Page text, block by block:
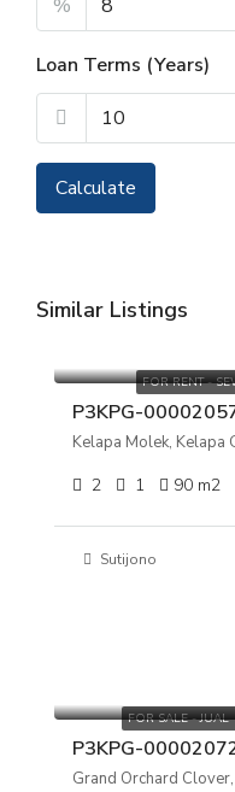
%
Loan Terms (Years)
Calculate
Similar Listings
FOR RENT -
Kelapa Molek, Kelapa
2 1 90 m2
Sutijono
FOR SALE - JUAL
Grand Orchard